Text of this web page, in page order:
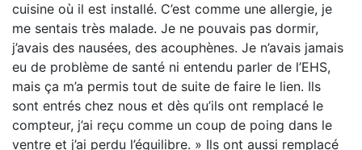
cuisine où il est installé. C’est comme une allergie, je
me sentais très malade. Je ne pouvais pas dormir,
j’avais des nausées, des acouphènes. Je n’avais jamais
eu de problème de santé ni entendu parler de l’EHS,
mais ça m’a permis tout de suite de faire le lien. Ils
sont entrés chez nous et dès qu’ils ont remplacé le
compteur, j’ai reçu comme un coup de poing dans le
ventre et j’ai perdu l’équilibre. » Ils ont aussi remplacé